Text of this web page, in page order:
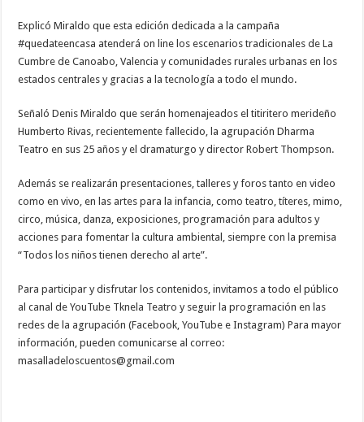
Explicó Miraldo que esta edición dedicada a la campaña
#quedateencasa atenderá on line los escenarios tradicionales de La
Cumbre de Canoabo, Valencia y comunidades rurales urbanas en los
estados centrales y gracias a la tecnología a todo el mundo.
Señaló Denis Miraldo que serán homenajeados el titiritero merideño
Humberto Rivas, recientemente fallecido, la agrupación Dharma
Teatro en sus 25 años y el dramaturgo y director Robert Thompson.
Además se realizarán presentaciones, talleres y foros tanto en video
como en vivo, en las artes para la infancia, como teatro, títeres, mimo,
circo, música, danza, exposiciones, programación para adultos y
acciones para fomentar la cultura ambiental, siempre con la premisa
“Todos los niños tienen derecho al arte”.
Para participar y disfrutar los contenidos, invitamos a todo el público
al canal de YouTube Tknela Teatro y seguir la programación en las
redes de la agrupación (Facebook, YouTube e Instagram) Para mayor
información, pueden comunicarse al correo:
masalladeloscuentos@gmail.com